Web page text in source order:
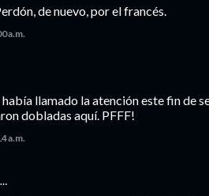
de nuevo, por el francés.
a.m.
llamado la atención este fin de
dobladas aquí. PFFF!
a.m.